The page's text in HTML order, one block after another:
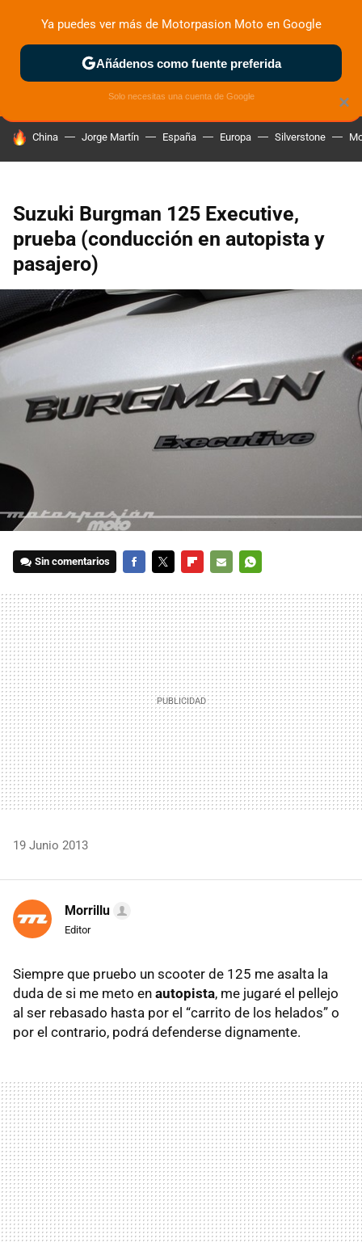
ZONA DE PRUEBAS DEPORTIVAS MOTOS ELÉCTRICAS
HOY SE HABLA DE
China Jorge Martín España Europa Silverstone
Suzuki Burgman 125 Executive,
prueba (conducción en autopista y
pasajero)
Sin comentarios
MAIL
19 Junio 2013
Morrillu
Editor
Siempre que pruebo un scooter de 125 me asalta la
duda de si me meto en autopista, me jugaré el pellejo
al ser rebasado hasta por el “carrito de los helados” o
por el contrario, podrá defenderse dignamente.
×
Ya puedes ver más de Motorpasion Moto en Google
Añádenos como fuente preferida
Solo necesitas una cuenta de Google